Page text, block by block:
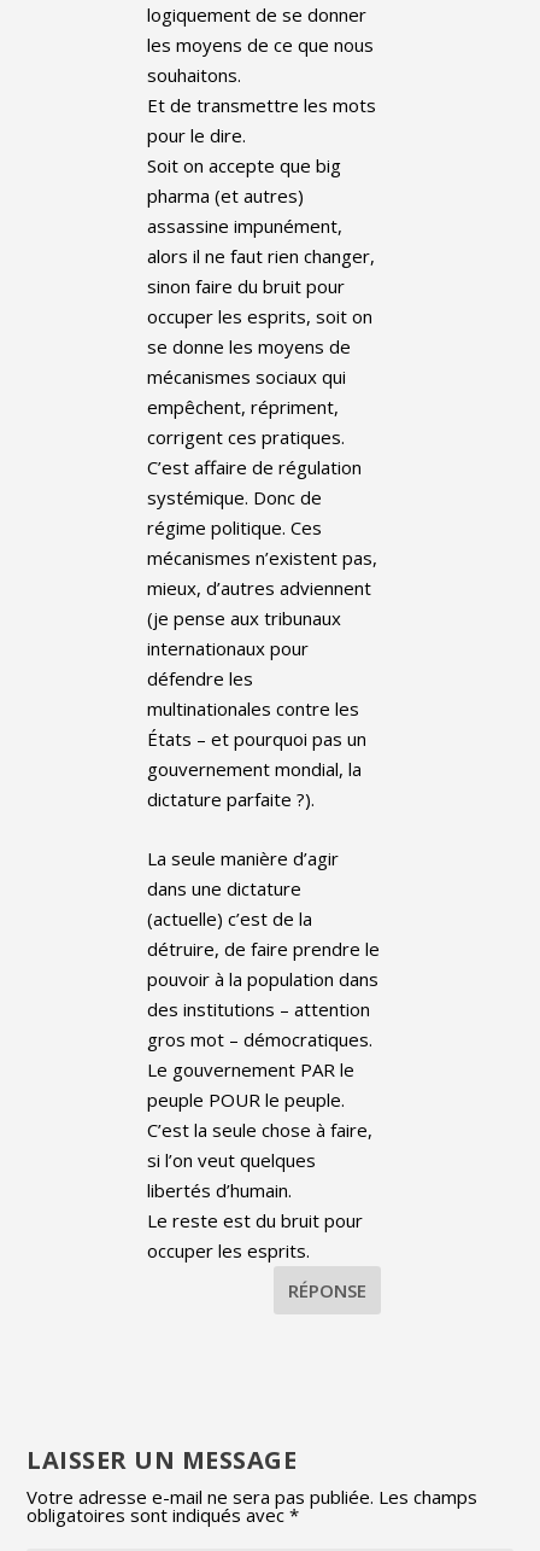
logiquement de se donner
les moyens de ce que nous
souhaitons.
Et de transmettre les mots
pour le dire.
Soit on accepte que big
pharma (et autres)
assassine impunément,
alors il ne faut rien changer,
sinon faire du bruit pour
occuper les esprits, soit on
se donne les moyens de
mécanismes sociaux qui
empêchent, répriment,
corrigent ces pratiques.
C’est affaire de régulation
systémique. Donc de
régime politique. Ces
mécanismes n’existent pas,
mieux, d’autres adviennent
(je pense aux tribunaux
internationaux pour
défendre les
multinationales contre les
États – et pourquoi pas un
gouvernement mondial, la
dictature parfaite ?).
La seule manière d’agir
dans une dictature
(actuelle) c’est de la
détruire, de faire prendre le
pouvoir à la population dans
des institutions – attention
gros mot – démocratiques.
Le gouvernement PAR le
peuple POUR le peuple.
C’est la seule chose à faire,
si l’on veut quelques
libertés d’humain.
Le reste est du bruit pour
occuper les esprits.
RÉPONSE
LAISSER UN MESSAGE
Votre adresse e-mail ne sera pas publiée. Les champs
obligatoires sont indiqués avec*